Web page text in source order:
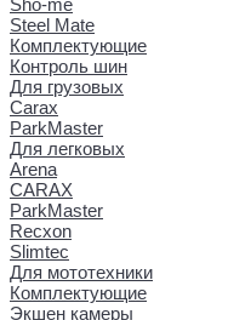
Steel Mate
Комплектующие
Контроль шин
Для грузовых
Carax
ParkMaster
Для легковых
Arena
CARAX
ParkMaster
Recxon
Slimtec
Для мототехники
Комплектующие
Экшен камеры